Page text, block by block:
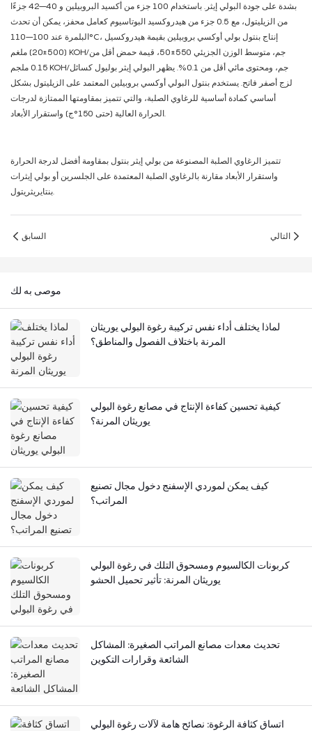
بشدة على جودة البولي إيثر. باستخدام 100 جزء من أكسيد البروبيلين و 40–42 جزءًا
من الزيليتول، مع 0.5 جزء من هيدروكسيد البوتاسيوم كعامل محفز، يمكن أن تحدث
البلمرة عند 100–110°C، إنتاج بنتول بولي أوكسي بروبيلين بقيمة هيدروكسيل
(500±20) ملغم KOH/جم، متوسط ​​الوزن الجزيئي 550±50، قيمة حمض أقل من
0.15 ملجم KOH/جم، ومحتوى مائي أقل من 0.1%. يظهر البولي إيثر بوليول كسائل
لزج أصفر فاتح. يستخدم بنتول البولي أوكسي بروبيلين المعتمد على الزيليتول بشكل
أساسي كمادة أساسية للرغاوي الصلبة، والتي تتميز بمقاومتها الممتازة لدرجات
الحرارة العالية (حتى 150°ج) واستقرار الأبعاد.
تتميز الرغاوي الصلبة المصنوعة من بولي إيثر بنتول بمقاومة أفضل لدرجة الحرارة
واستقرار الأبعاد مقارنة بالرغاوي الصلبة المعتمدة على الجلسرين أو بولي إيثرات
بنتايريثريتول.
السابق التالي
موصى به لك
لماذا يختلف أداء نفس تركيبة رغوة البولي يوريثان
المرنة باختلاف الفصول والمناطق؟
كيفية تحسين كفاءة الإنتاج في مصانع رغوة البولي
يوريثان المرنة؟
كيف يمكن لموردي الإسفنج دخول مجال تصنيع
المراتب؟
كربونات الكالسيوم ومسحوق التلك في رغوة البولي
يوريثان المرنة: تأثير تحميل الحشو
تحديث معدات مصانع المراتب الصغيرة: المشاكل
الشائعة وقرارات التكوين
اتساق كثافة الرغوة: نصائح هامة لآلات رغوة البولي